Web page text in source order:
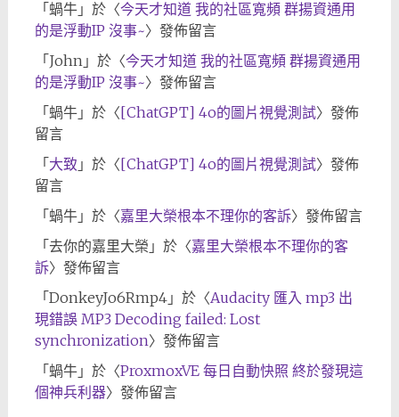
「 蝸牛」於〈今天才知道 我的社區寬頻 群揚資通用
的是浮動IP 沒事~〉發佈留言
「 John」於〈今天才知道 我的社區寬頻 群揚資通用
的是浮動IP 沒事~〉發佈留言
「 蝸牛」於〈[ChatGPT] 4o的圖片視覺測試〉發佈
留言
「 大致 」於〈[ChatGPT] 4o的圖片視覺測試〉發佈
留言
「 蝸牛」於〈嘉里大榮根本不理你的客訴〉發佈留言
「 去你的嘉里大榮 」於〈嘉里大榮根本不理你的客
訴〉發佈留言
「 DonkeyJo6Rmp4」於〈Audacity 匯入 mp3 出
現錯誤 MP3 Decoding failed: Lost
synchronization〉發佈留言
「 蝸牛」於〈ProxmoxVE 每日自動快照 終於發現這
個神兵利器〉發佈留言